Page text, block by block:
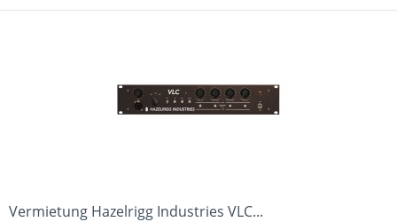
Vermietung Hazelrigg Industries VLC...